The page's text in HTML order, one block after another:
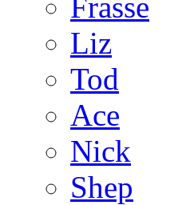
Liz
Tod
Ace
Nick
Shep